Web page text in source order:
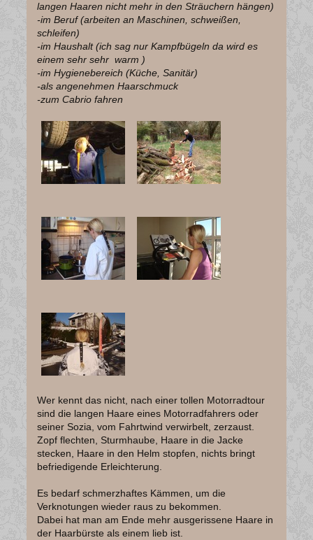
langen Haaren nicht mehr in den Sträuchern hängen)
-im Beruf (arbeiten an Maschinen, schweißen,
schleifen)
-im Haushalt (ich sag nur Kampfbügeln da wird es
einem sehr sehr warm )
-im Hygienebereich (Küche, Sanitär)
-als angenehmen Haarschmuck
-zum Cabrio fahren
Wer kennt das nicht, nach einer tollen Motorradtour
sind die langen Haare eines Motorradfahrers oder
seiner Sozia, vom Fahrtwind verwirbelt, zerzaust.
Zopf flechten, Sturmhaube, Haare in die Jacke
stecken, Haare in den Helm stopfen, nichts bringt
befriedigende Erleichterung.
Es bedarf schmerzhaftes Kämmen, um die
Verknotungen wieder raus zu bekommen.
Dabei hat man am Ende mehr ausgerissene Haare in
der Haarbürste als einem lieb ist.